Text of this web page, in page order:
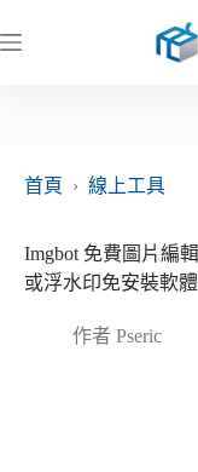
至
首頁
› 線上工具
Imgbot 免費圖片編
或浮水印免安裝軟體
作者 Pseric